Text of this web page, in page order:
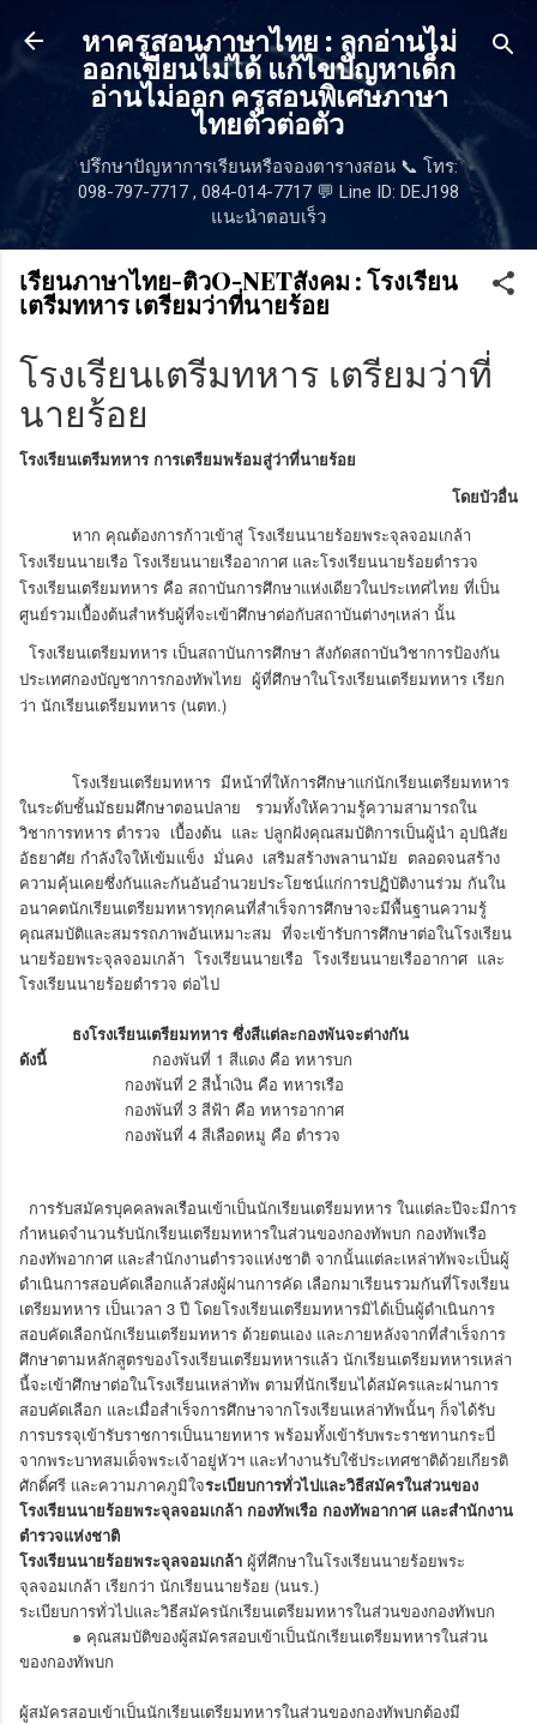
ข้ามไปที่เนื้อหาหลัก
หาครูสอนภาษาไทย : ลูกอ่านไม่
ออกเขียนไม่ได้ แก้ไขปัญหาเด็ก
อ่านไม่ออก ครูสอนพิเศษภาษา
ไทยตัวต่อตัว
ปรึกษาปัญหาการเรียนหรือจองตารางสอน 📞 โทร:
098-797-7717 , 084-014-7717 💬 Line ID: DEJ198
แนะนำตอบเร็ว
เรียนภาษาไทย-ติวO-NETสังคม : โรงเรียน
เตรีมทหาร เตรียมว่าที่นายร้อย
โรงเรียนเตรีมทหาร เตรียมว่าที่
นายร้อย
โรงเรียนเตรีมทหาร การเตรียมพร้อมสู่ว่าที่นายร้อย
โดยบัวอื่น
หาก คุณต้องการก้าวเข้าสู่ โรงเรียนนายร้อยพระจุลจอมเกล้า
โรงเรียนนายเรือ โรงเรียนนายเรืออากาศ และโรงเรียนนายร้อยตำรวจ
โรงเรียนเตรียมทหาร คือ สถาบันการศึกษาแห่งเดียวในประเทศไทย ที่เป็น
ศูนย์รวมเบื้องต้นสำหรับผู้ที่จะเข้าศึกษาต่อกับสถาบันต่างๆเหล่า นั้น
โรงเรียนเตรียมทหาร เป็นสถาบันการศึกษา สังกัดสถาบันวิชาการป้องกัน
ประเทศกองบัญชาการกองทัพไทย ผู้ที่ศึกษาในโรงเรียนเตรียมทหาร เรียก
ว่า นักเรียนเตรียมทหาร (นตท.)
โรงเรียนเตรียมทหาร มีหน้าที่ให้การศึกษาแก่นักเรียนเตรียมทหาร
ในระดับชั้นมัธยมศึกษาตอนปลาย รวมทั้งให้ความรู้ความสามารถใน
วิชาการทหาร ตำรวจ เบื้องต้น และ ปลูกฝังคุณสมบัติการเป็นผู้นำ อุปนิสัย
อัธยาศัย กำลังใจให้เข้มแข็ง มั่นคง เสริมสร้างพลานามัย ตลอดจนสร้าง
ความคุ้นเคยซึ่งกันและกันอันอำนวยประโยชน์แก่การปฏิบัติงานร่วม กันใน
อนาคตนักเรียนเตรียมทหารทุกคนที่สำเร็จการศึกษาจะมีพื้นฐานความรู้
คุณสมบัติและสมรรถภาพอันเหมาะสม ที่จะเข้ารับการศึกษาต่อในโรงเรียน
นายร้อยพระจุลจอมเกล้า โรงเรียนนายเรือ โรงเรียนนายเรืออากาศ และ
โรงเรียนนายร้อยตำรวจ ต่อไป
ธงโรงเรียนเตรียมทหาร ซึ่งสีแต่ละกองพันจะต่างกัน
ดังนี้ กองพันที่ 1 สีแดง คือ ทหารบก
กองพันที่ 2 สีน้ำเงิน คือ ทหารเรือ
กองพันที่ 3 สีฟ้า คือ ทหารอากาศ
กองพันที่ 4 สีเลือดหมู คือ ตำรวจ
การรับสมัครบุคคลพลเรือนเข้าเป็นนักเรียนเตรียมทหาร ในแต่ละปีจะมีการ
กำหนดจำนวนรับนักเรียนเตรียมทหารในส่วนของกองทัพบก กองทัพเรือ
กองทัพอากาศ และสำนักงานตำรวจแห่งชาติ จากนั้นแต่ละเหล่าทัพจะเป็นผู้
ดำเนินการสอบคัดเลือกแล้วส่งผู้ผ่านการคัด เลือกมาเรียนรวมกันที่โรงเรียน
เตรียมทหาร เป็นเวลา 3 ปี โดยโรงเรียนเตรียมทหารมิได้เป็นผู้ดำเนินการ
สอบคัดเลือกนักเรียนเตรียมทหาร ด้วยตนเอง และภายหลังจากที่สำเร็จการ
ศึกษาตามหลักสูตรของโรงเรียนเตรียมทหารแล้ว นักเรียนเตรียมทหารเหล่า
นี้จะเข้าศึกษาต่อในโรงเรียนเหล่าทัพ ตามที่นักเรียนได้สมัครและผ่านการ
สอบคัดเลือก และเมื่อสำเร็จการศึกษาจากโรงเรียนเหล่าทัพนั้นๆ ก็จได้รับ
การบรรจุเข้ารับราชการเป็นนายทหาร พร้อมทั้งเข้ารับพระราชทานกระบี่
จากพระบาทสมเด็จพระเจ้าอยู่หัวฯ และทำงานรับใช้ประเทศชาติด้วยเกียรติ
ศักดิ์ศรี และความภาคภูมิใจระเบียบการทั่วไปและวิธีสมัครในส่วนของ
โรงเรียนนายร้อยพระจุลจอมเกล้า กองทัพเรือ กองทัพอากาศ และสำนักงาน
ตำรวจแห่งชาติ
โรงเรียนนายร้อยพระจุลจอมเกล้า ผู้ที่ศึกษาในโรงเรียนนายร้อยพระ
จุลจอมเกล้า เรียกว่า นักเรียนนายร้อย (นนร.)
ระเบียบการทั่วไปและวิธีสมัครนักเรียนเตรียมทหารในส่วนของกองทัพบก
๑ คุณสมบัติของผู้สมัครสอบเข้าเป็นนักเรียนเตรียมทหารในส่วน
ของกองทัพบก
ผู้สมัครสอบเข้าเป็นนักเรียนเตรียมทหารในส่วนของกองทัพบกต้องมี